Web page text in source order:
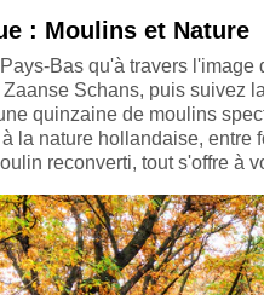
: Moulins et Nature
Bas qu'à travers l'image
Schans, puis suivez
quinzaine de moulins
la nature hollandaise,
reconverti, tout s'offre à